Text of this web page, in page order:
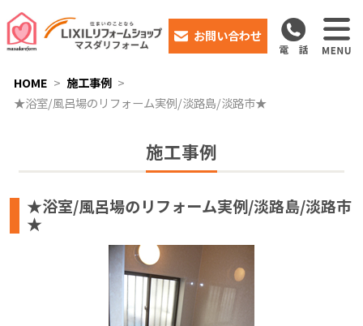
お問い合わせ
HOME
施工事例
★浴室/風呂場のリフォーム実例/淡路島/淡路市★
施工事例
★浴室/風呂場のリフォーム実例/淡路島/淡路市
★